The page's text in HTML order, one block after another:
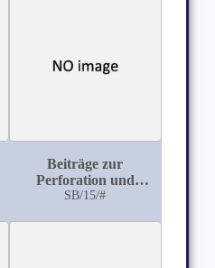
Beiträge zur
Perforation und
Nekrose der
SB/15/#